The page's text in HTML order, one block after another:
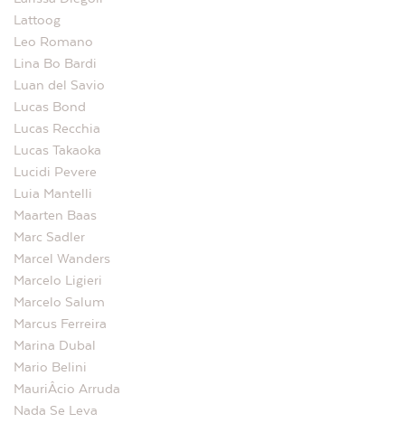
Lattoog
Leo Romano
Lina Bo Bardi
Luan del Savio
Lucas Bond
Lucas Recchia
Lucas Takaoka
Lucidi Pevere
Luia Mantelli
Maarten Baas
Marc Sadler
Marcel Wanders
Marcelo Ligieri
Marcelo Salum
Marcus Ferreira
Marina Dubal
Mario Belini
MauriÂ­cio Arruda
Nada Se Leva